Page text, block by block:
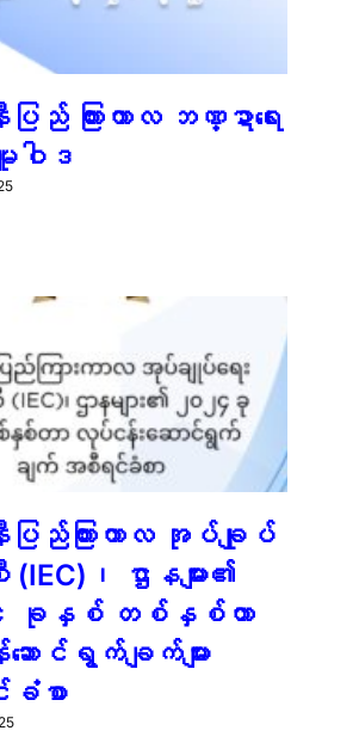
ကြားကာလ ဘဏ္ဍာရေး
ဝါဒ
ည်ကြားကာလ အုပ်ချုပ်
(IEC)၊ ဌာနများ၏
ခုနှစ် တစ်နှစ်တာ
ာင်ရွက်ချက်များ
စာ